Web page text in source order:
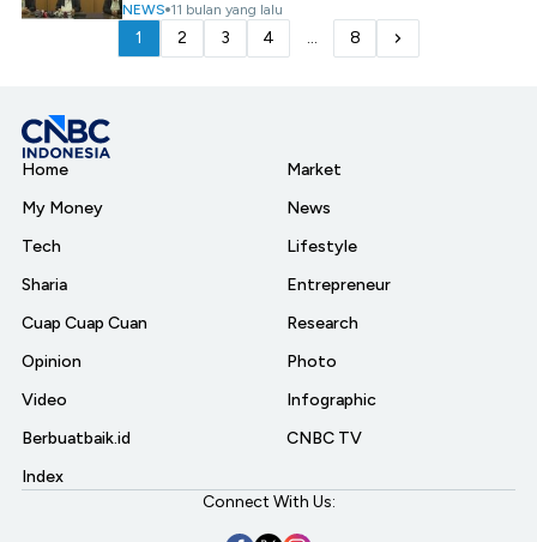
NEWS 11 bulan yang lalu
1 2 3 4 ... 8
Home
My Money
Tech
Sharia
Cuap Cuap Cuan
Opinion
Video
Berbuatbaik.id
Index
Market
News
Lifestyle
Entrepreneur
Research
Photo
Infographic
CNBC TV
Connect With Us: